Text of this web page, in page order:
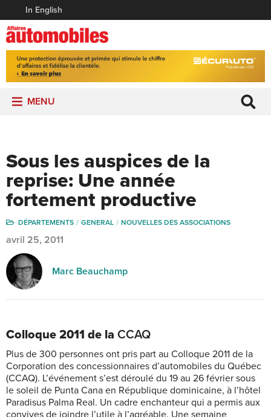
In English
MENU
Sous les auspices de la
reprise: Une année
fortement productive
DÉPARTEMENTS GENERAL NOUVELLES DES ASSOCIATIONS
avril 25, 2011
Marc Beauchamp
Colloque 2011 de la CCAQ
Plus de 300 personnes ont pris part au Colloque 2011 de la
Corporation des concessionnaires d’automobiles du Québec
(CCAQ). L’événement s’est déroulé du 19 au 26 février sous
le soleil de Punta Cana en République dominicaine, à l’hôtel
Paradisus Palma Real. Un cadre enchanteur qui a permis aux
convives de joindre l’utile à l’agréable. Une semaine